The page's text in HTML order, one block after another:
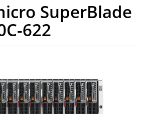
SuperBlade
622